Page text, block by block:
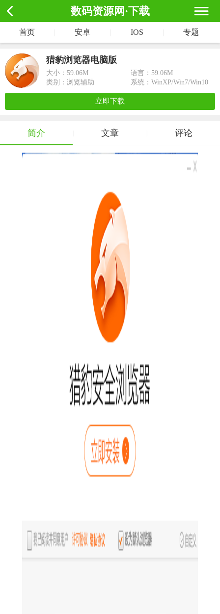
数码资源网·下载
首页 安卓 IOS 专题
猎豹浏览器电脑版
大小： 59.06M
语言：59.06M
类别：浏览辅助
系统：WinXP/Win7/Win10
立即下载
简介 文章 评论